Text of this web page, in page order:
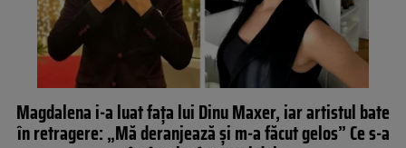
Magdalena i-a luat fața lui Dinu Maxer, iar artistul bate
în retragere: „Mă deranjează și m-a făcut gelos” Ce s-a